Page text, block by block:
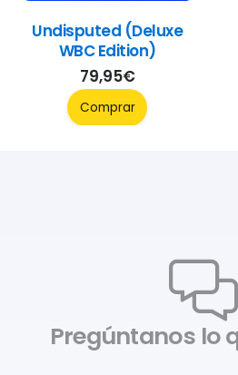
Undisputed (Deluxe
WBC Edition)
79,95€
Comprar
Pregúntanos lo